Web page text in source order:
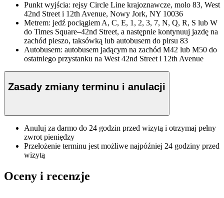
Punkt wyjścia: rejsy Circle Line krajoznawcze, molo 83, West
42nd Street i 12th Avenue, Nowy Jork, NY 10036
Metrem: jedź pociągiem A, C, E, 1, 2, 3, 7, N, Q, R, S lub W
do Times Square–42nd Street, a następnie kontynuuj jazdę na
zachód pieszo, taksówką lub autobusem do pirsu 83
Autobusem: autobusem jadącym na zachód M42 lub M50 do
ostatniego przystanku na West 42nd Street i 12th Avenue
Zasady zmiany terminu i anulacji
Anuluj za darmo do 24 godzin przed wizytą i otrzymaj pełny
zwrot pieniędzy
Przełożenie terminu jest możliwe najpóźniej 24 godziny przed
wizytą
Oceny i recenzje